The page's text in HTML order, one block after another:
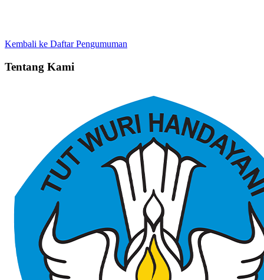
Kembali ke Daftar Pengumuman
Tentang Kami